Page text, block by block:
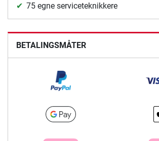
75 egne serviceteknikkere
BETALINGSMÅTER